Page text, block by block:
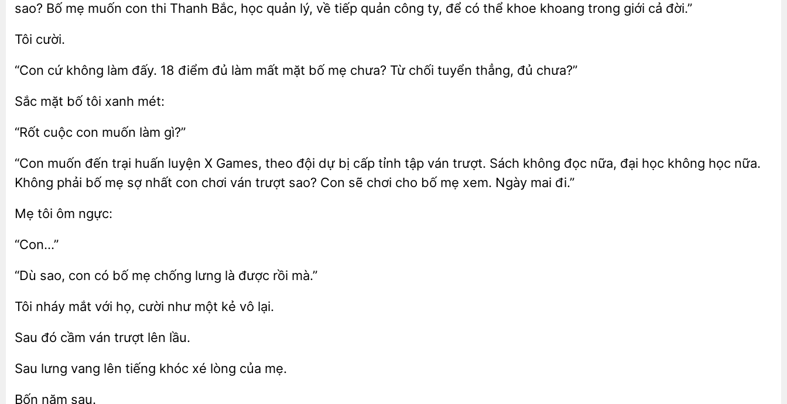
sao? Bố mẹ muốn con
Thanh Bắc, học quản lý, về tiếp quản công ty, để có thể khoe khoang trong giới cả đời.”
“Con cứ không làm 18 điểm đủ làm mất mặt bố mẹ chưa? Từ tuyển thẳng, chưa?”
Sắc mặt mét:
“Rốt làm gì?”
“Con muốn trại huấn luyện X Games, theo đội dự bị cấp tỉnh tập ván trượt.
không đọc nữa, đại học không học nữa.
Không phải bố mẹ sợ nhất con chơi ván trượt sao? Con sẽ chơi cho bố mẹ xem. Ngày mai
ôm
“Con…”
“Dù sao, có bố mẹ chống là được mà.”
Tôi nháy mắt với cười như một lại.
Sau đó cầm ván
Sau lưng vang tiếng lòng của mẹ.